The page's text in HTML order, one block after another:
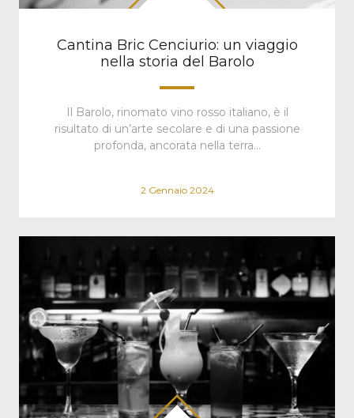
Cantina Bric Cenciurio: un viaggio
nella storia del Barolo
Il Barolo, rinomato vino rosso italiano, è il
risultato di un’arte secolare e di una passione
profonda, ancorata nella terra…
2 Gennaio 2024